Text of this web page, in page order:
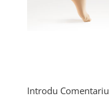
Introdu Comentariu